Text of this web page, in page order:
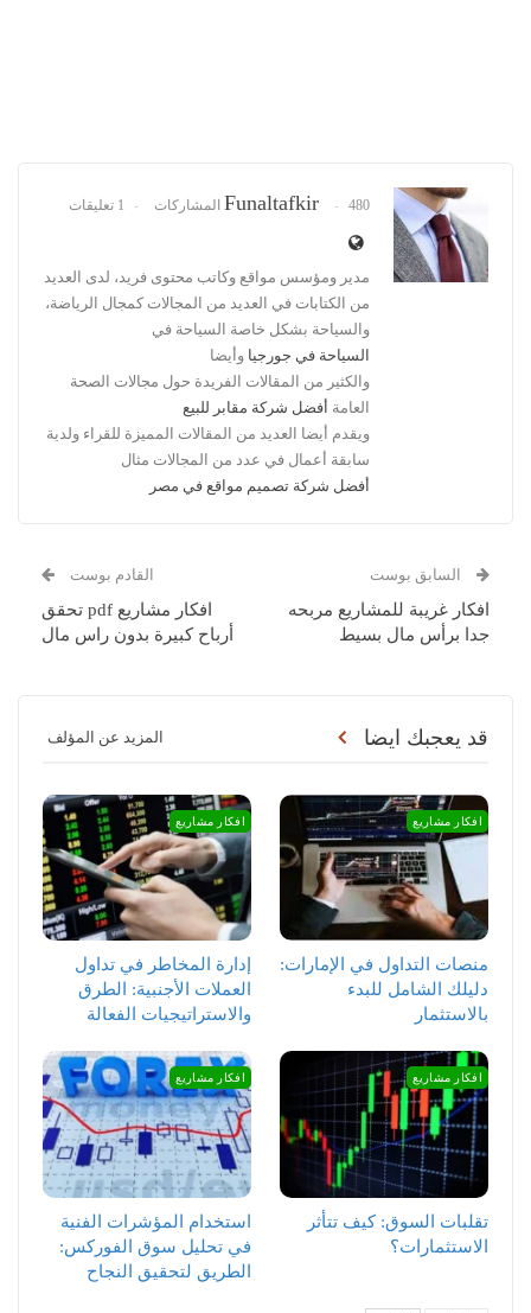
Funaltafkir 480 المشاركات 1 تعليقات
مدير ومؤسس مواقع وكاتب محتوى فريد، لدى العديد
من الكتابات في العديد من المجالات كمجال الرياضة،
والسياحة بشكل خاصة السياحة في
السياحة في جورجيا وأيضا
والكثير من المقالات الفريدة حول مجالات الصحة
العامة أفضل شركة مقابر للبيع
ويقدم أيضا العديد من المقالات المميزة للقراء ولدية
سابقة أعمال في عدد من المجالات مثال
أفضل شركة تصميم مواقع في مصر
السابق بوست
افكار غريبة للمشاريع مربحه
جدا برأس مال بسيط
القادم بوست
افكار مشاريع pdf تحقق
أرباح كبيرة بدون راس مال
قد يعجبك ايضا المزيد عن المؤلف
افكار مشاريع
منصات التداول في الإمارات:
دليلك الشامل للبدء
بالاستثمار
افكار مشاريع
إدارة المخاطر في تداول
العملات الأجنبية: الطرق
والاستراتيجيات الفعالة
افكار مشاريع
تقلبات السوق: كيف تتأثر
الاستثمارات؟
افكار مشاريع
استخدام المؤشرات الفنية
في تحليل سوق الفوركس:
الطريق لتحقيق النجاح